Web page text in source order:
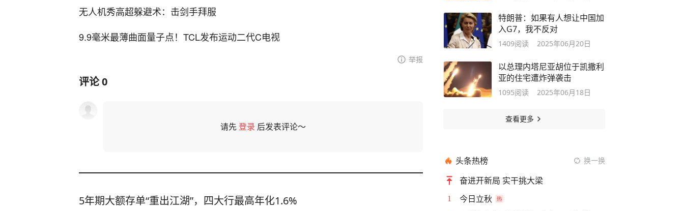
无人机秀高超躲避术：击剑手拜服
9.9毫米最薄曲面量子点！TCL发布运动二代C电视
举报
评论0
请先登录 后发表评论～
5年期大额存单“重出江湖”，四大行最高年化1.6%
特朗普：如果有人想让中国加
入G7，我不反对
1409阅读 2025年06月20日
以总理内塔尼亚胡位于凯撒利
亚的住宅遭炸弹袭击
1095阅读 2025年06月18日
查看更多
头条热榜 换一换
奋进开新局 实干挑大梁
1 今日立秋